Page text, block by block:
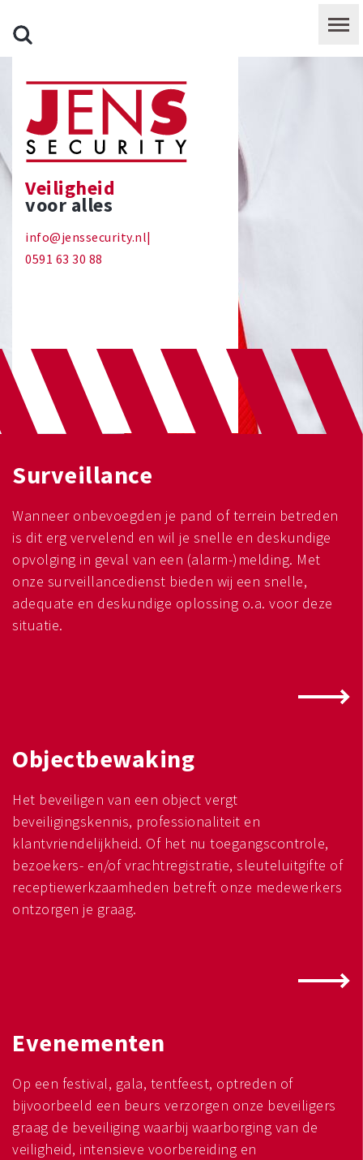
Veiligheid
voor alles
info@jenssecurity.nl|
0591 63 30 88
Surveillance
Wanneer onbevoegden je pand of terrein betreden
is dit erg vervelend en wil je snelle en deskundige
opvolging in geval van een (alarm-)melding. Met
onze surveillancedienst bieden wij een snelle,
adequate en deskundige oplossing o.a. voor deze
situatie.
Objectbewaking
Het beveiligen van een object vergt
beveiligingskennis, professionaliteit en
klantvriendelijkheid. Of het nu toegangscontrole,
bezoekers- en/of vrachtregistratie, sleuteluitgifte of
receptiewerkzaamheden betreft onze medewerkers
ontzorgen je graag.
Evenementen
Op een festival, gala, tentfeest, optreden of
bijvoorbeeld een beurs verzorgen onze beveiligers
graag de beveiliging waarbij waarborging van de
veiligheid, intensieve voorbereiding en